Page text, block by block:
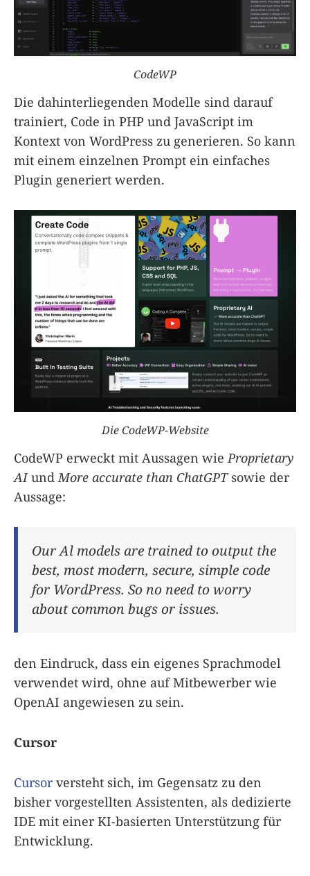
CodeWP
Die dahinterliegenden Modelle sind darauf
trainiert, Code in PHP und JavaScript im
Kontext von WordPress zu generieren. So kann
mit einem einzelnen Prompt ein einfaches
Plugin generiert werden.
Die CodeWP-Website
CodeWP erweckt mit Aussagen wieProprietary
AIundMore accurate than ChatGPTsowie der
Aussage:
Our Al models are trained to output the
best, most modern, secure, simple code
for WordPress. So no need to worry
about common bugs or issues.
den Eindruck, dass ein eigenes Sprachmodel
verwendet wird, ohne auf Mitbewerber wie
OpenAI angewiesen zu sein.
Cursor
Cursorversteht sich, im Gegensatz zu den
bisher vorgestellten Assistenten, als dedizierte
IDE mit einer KI-basierten Unterstützung für
Entwicklung.